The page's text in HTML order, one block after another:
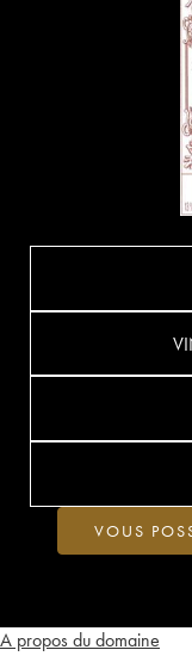
A propos du domaine
VOUS